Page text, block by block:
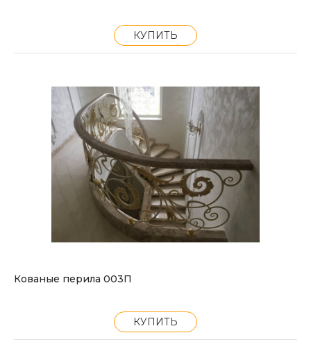
КУПИТЬ
Кованые перила 003П
КУПИТЬ